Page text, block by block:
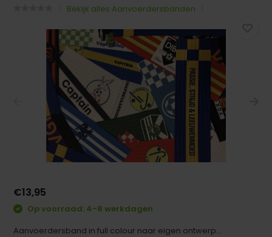
Bekijk alles Aanvoerdersbanden
€13,95
Op voorraad: 4-8 werkdagen
Aanvoerdersband in full colour naar eigen ontwerp...